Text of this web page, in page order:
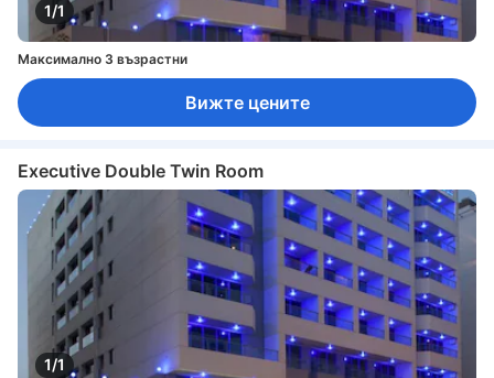
1/1
Максимално 3 възрастни
Вижте цените
Executive Double Twin Room
1/1